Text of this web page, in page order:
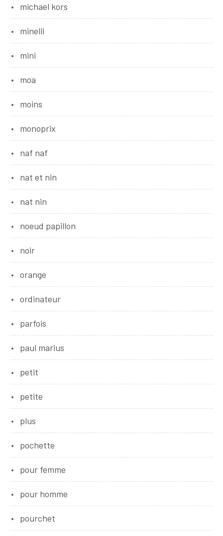
michael kors
minelli
mini
moa
moins
monoprix
naf naf
nat et nin
nat nin
noeud papillon
noir
orange
ordinateur
parfois
paul marius
petit
petite
plus
pochette
pour femme
pour homme
pourchet